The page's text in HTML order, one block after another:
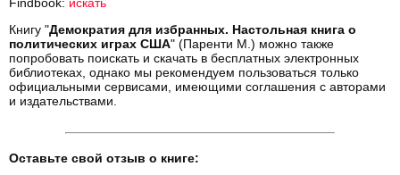
Книгу "Демократия для избранных. Настольная книга о
политических играх США" (Паренти М.) можно также
попробовать поискать и скачать в бесплатных электронных
библиотеках, однако мы рекомендуем пользоваться только
официальными сервисами, имеющими соглашения с авторами
и издательствами.
Оставьте свой отзыв о книге: